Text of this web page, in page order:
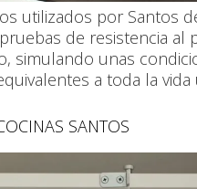
utilizados por Santos
de resistencia al
simulando unas
a toda la
SANTOS